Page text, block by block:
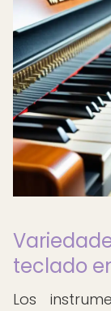
teclado
Los